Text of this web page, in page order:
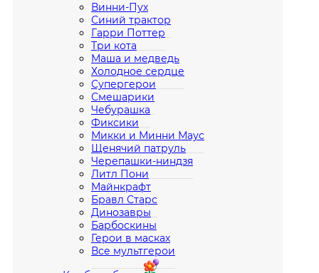
Винни-Пух
Синий трактор
Гарри Поттер
Три кота
Маша и медведь
Холодное сердце
Супергерои
Смешарики
Чебурашка
Фиксики
Микки и Минни Маус
Щенячий патруль
Черепашки-ниндзя
Литл Пони
Майнкрафт
Бравл Старс
Динозавры
Барбоскины
Герои в масках
Все мультгерои